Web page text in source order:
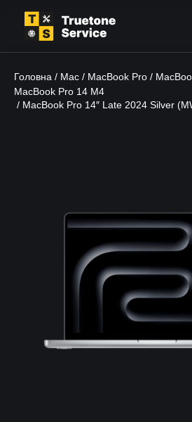
Головна / Mac / MacBook Pro /
MacBook Pro 14 M4
/ MacBook Pro 14″ Late 2024 Silver